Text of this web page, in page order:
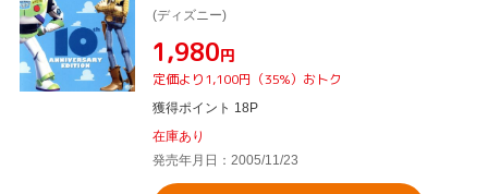
(ディズニー)
¥1,980円
定価より1,100円（35%）おトク
獲得ポイント 18P
在庫あり
発売年月日：2005/11/23